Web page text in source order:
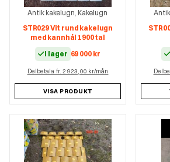
Antik kakelugn Kakelugn
STR029 Vit rund kakelugn
med kannhål 1900 tal
I lager 69 000 kr
Delbetala fr. 2 923,00 kr/mån
VISA PRODUKT